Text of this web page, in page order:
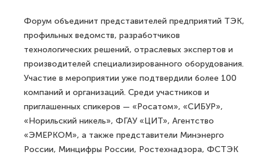
Форум объединит представителей предприятий ТЭК,
профильных ведомств, разработчиков
технологических решений, отраслевых экспертов и
производителей специализированного оборудования.
Участие в мероприятии уже подтвердили более 100
компаний и организаций. Среди участников и
приглашенных спикеров — «Росатом», «СИБУР»,
«Норильский никель», ФГАУ «ЦИТ», Агентство
«ЭМЕРКОМ», а также представители Минэнерго
России, Минцифры России, Ростехнадзора, ФСТЭК